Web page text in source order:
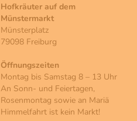
Hofkräuter auf dem
Münstermarkt
Münsterplatz
79098 Freiburg
Öffnungszeiten
Montag bis Samstag 8 – 13 Uhr
An Sonn- und Feiertagen,
Rosenmontag sowie an Mariä
Himmelfahrt ist kein Markt!